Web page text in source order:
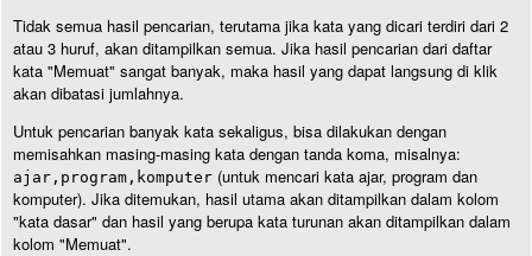
Tidak semua hasil pencarian, terutama jika kata yang dicari terdiri dari 2
atau 3 huruf, akan ditampilkan semua. Jika hasil pencarian dari daftar
kata "Memuat" sangat banyak, maka hasil yang dapat langsung di klik
akan dibatasi jumlahnya.
Untuk pencarian banyak kata sekaligus, bisa dilakukan dengan
memisahkan masing-masing kata dengan tanda koma, misalnya:
ajar,program,komputer (untuk mencari kata ajar, program dan
komputer). Jika ditemukan, hasil utama akan ditampilkan dalam kolom
"kata dasar" dan hasil yang berupa kata turunan akan ditampilkan dalam
kolom "Memuat".